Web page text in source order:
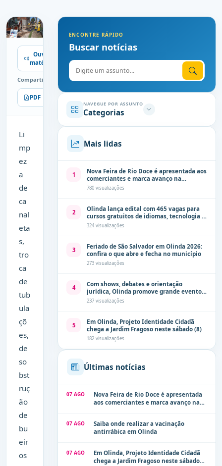
Ouvir
matéria
Compartilhe
PDF Imprimir
Li
mp
ez
a
de
ca
nal
eta
s,
tro
ca
de
tub
ula
çõ
es,
de
so
bst
ruç
ão
de
bu
eir
os
ENCONTRE RÁPIDO
Buscar notícias
Digite o assunto
NAVEGUE POR ASSUNTO
Categorias
Mais lidas
1
Nova Feira de Rio Doce é apresentada aos
comerciantes e marca avanço na
modernização dos espaços públicos de
780 visualizações
2
Olinda lança edital com 465 vagas para
cursos gratuitos de idiomas, tecnologia e
comunicação
324 visualizações
3
Feriado de São Salvador em Olinda 2026:
confira o que abre e fecha no município
273 visualizações
4
Com shows, debates e orientação
jurídica, Olinda promove grande evento
de combate à violência contra a mulher
neste sábado (8)
237 visualizações
5
Em Olinda, Projeto Identidade Cidadã
chega a Jardim Fragoso neste sábado (8)
182 visualizações
Últimas notícias
07 AGO
Nova Feira de Rio Doce é apresentada
aos comerciantes e marca avanço na
07 AGO
Saiba onde realizar a vacinação
antirrábica em Olinda
07 AGO
Em Olinda, Projeto Identidade Cidadã
chega a Jardim Fragoso neste sábado